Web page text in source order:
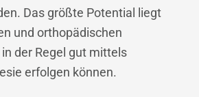
Das größte Potential liegt
und orthopädischen
der Regel gut mittels
erfolgen können.